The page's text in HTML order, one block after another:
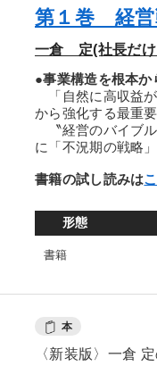
第１巻 経営
一倉 定(社長だけ
●事業構造を根本
「自然に高収益
から強化する最重
〝経営のバイブ
に「不況期の戦略
書籍の試し読みは
形態
書籍
本
〈新装版〉一倉